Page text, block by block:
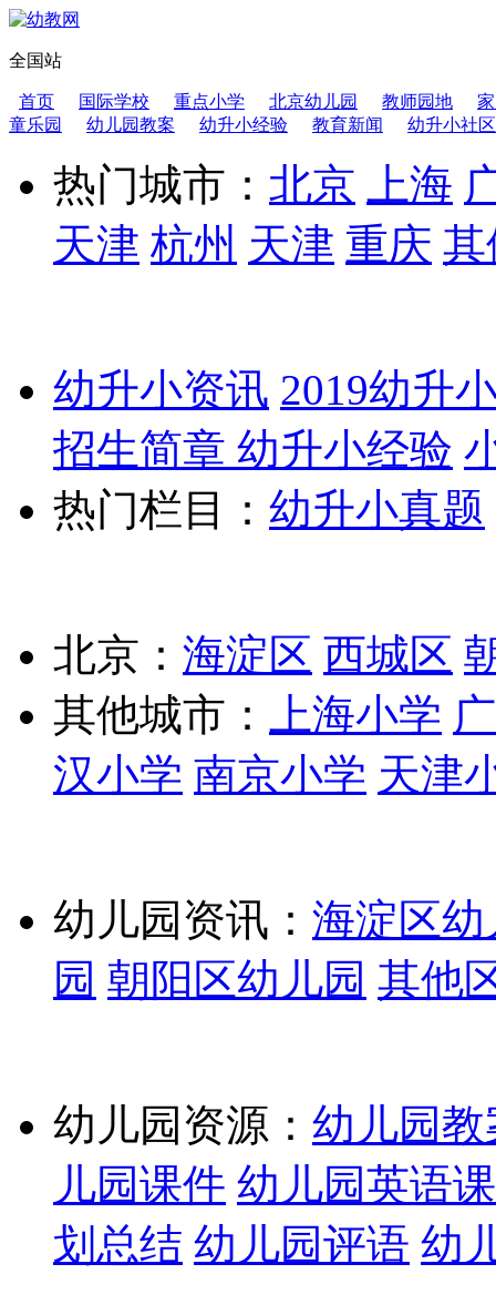
全国站
首页 国际学校 重点小学 北京幼儿园 教师园地
童乐园
幼儿园教案 幼升小经验 教育新闻 幼升小社区
热门城市： 北京 上海
天津 杭州 天津 重庆 其
幼升小资讯 2019幼升
招生简章 幼升小经验
热门栏目： 幼升小真题
北京： 海淀区 西城区
其他城市：
上海小学
汉小学 南京小学 天津
幼儿园资讯： 海淀区幼
园 朝阳区幼儿园 其他
幼儿园资源： 幼儿园教
儿园课件 幼儿园英语
划总结 幼儿园评语 幼